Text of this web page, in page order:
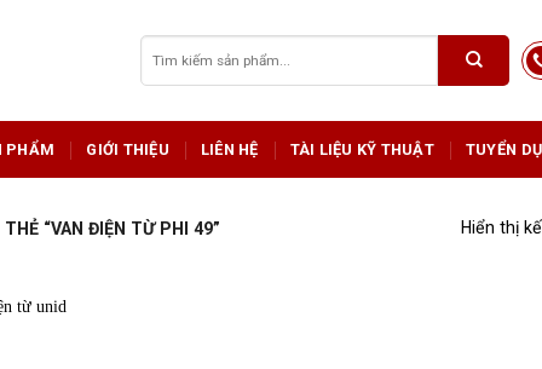
kiếm:
PHẨM GIỚI THIỆU LIÊN HỆ TÀI LIỆU KỸ THUẬT TUYỂN
“VAN ĐIỆN TỪ PHI 49” Hiển thị